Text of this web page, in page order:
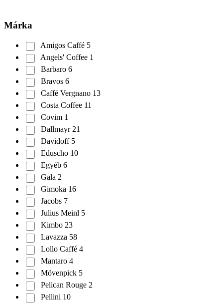
Márka
Amigos Caffé 5
Angels' Coffee 1
Barbaro 6
Bravos 6
Caffé Vergnano 13
Costa Coffee 11
Covim 1
Dallmayr21
Davidoff 5
Eduscho 10
Egyéb 6
Gala 2
Gimoka 16
Jacobs 7
Julius Meinl 5
Kimbo 23
Lavazza 58
Lollo Caffé 4
Mantaro 4
Mövenpick 5
Pelican Rouge 2
Pellini 10